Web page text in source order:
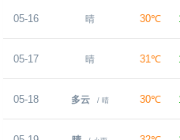
05-16 晴 30℃
05-17 晴 31℃
05-18 多云 / 晴 30℃